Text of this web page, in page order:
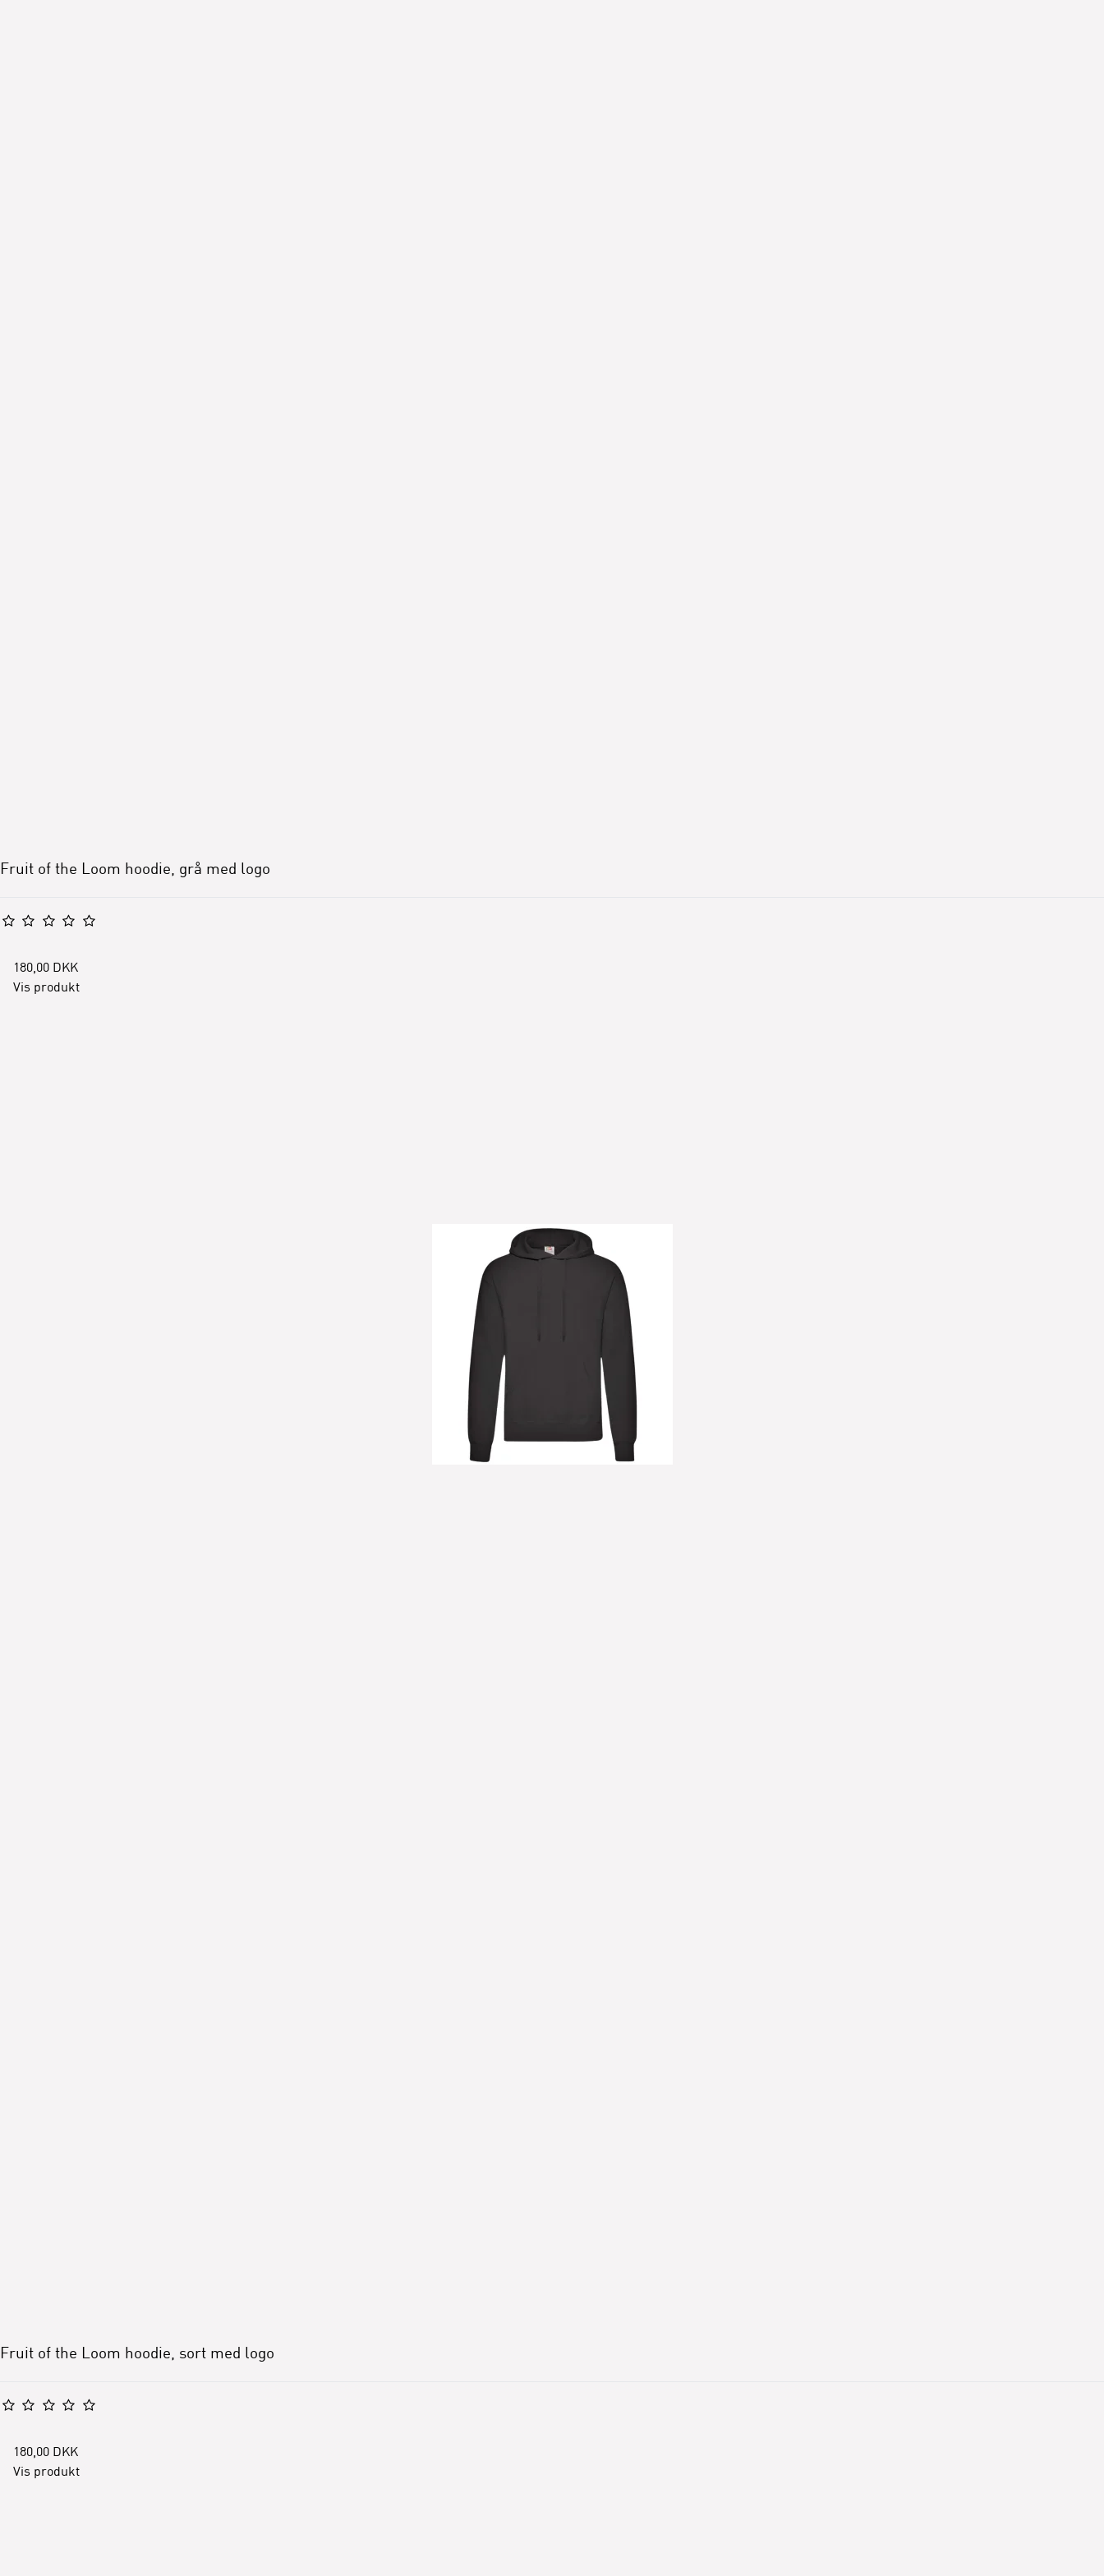
Fruit of the Loom hoodie, grå med logo
180,00 DKK
Vis produkt
Fruit of the Loom hoodie, sort med logo
180,00 DKK
Vis produkt